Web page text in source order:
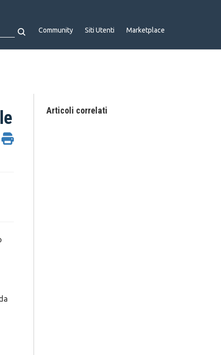
Community Siti Utenti Marketplace
Articoli correlati